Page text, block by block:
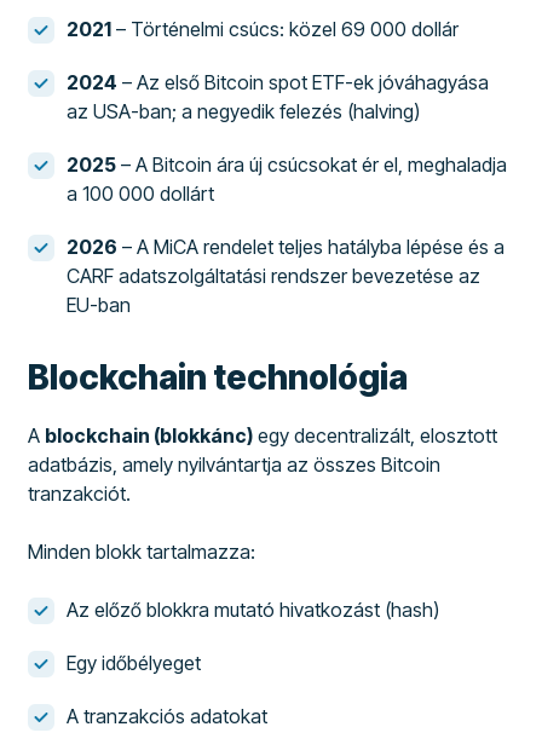
2021 – Történelmi csúcs: közel 69 000 dollár
2024 – Az első Bitcoin spot ETF-ek jóváhagyása
az USA-ban; a negyedik felezés (halving)
2025 – A Bitcoin ára új csúcsokat ér el, meghaladja
a 100 000 dollárt
2026 – A MiCA rendelet teljes hatályba lépése és a
CARF adatszolgáltatási rendszer bevezetése az
EU-ban
Blockchain technológia
A blockchain (blokkánc) egy decentralizált, elosztott
adatbázis, amely nyilvántartja az összes Bitcoin
tranzakciót.
Minden blokk tartalmazza:
Az előző blokkra mutató hivatkozást (hash)
Egy időbélyeget
A tranzakciós adatokat